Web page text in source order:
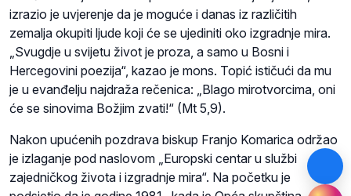
izrazio je uvjerenje da je moguće i danas iz različitih
zemalja okupiti ljude koji će se ujediniti oko izgradnje mira.
„Svugdje u svijetu život je proza, a samo u Bosni i
Hercegovini poezija“, kazao je mons. Topić ističući da mu
je u evanđelju najdraža rečenica: „Blago mirotvorcima, oni
će se sinovima Božjim zvati!“ (Mt 5,9).
Nakon upućenih pozdrava biskup Franjo Komarica održao
je izlaganje pod naslovom „Europski centar u službi
zajedničkog života i izgradnje mira“. Na početku je